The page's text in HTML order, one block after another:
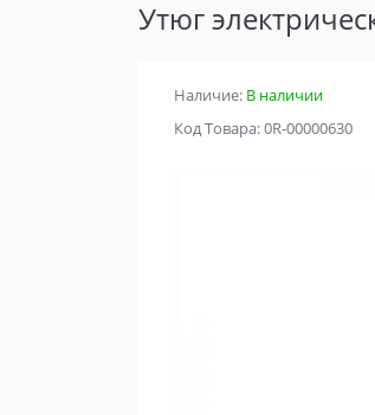
Утюг
Наличие: В наличии
Код Товара: 0R-00000630